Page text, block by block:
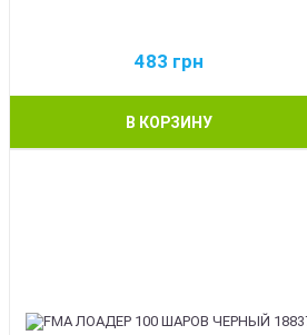
483 грн
В КОРЗИНУ